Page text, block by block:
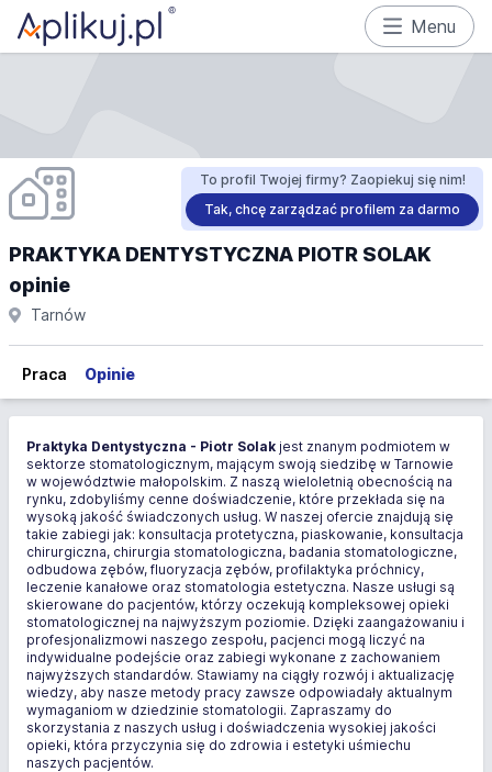
Menu
To profil Twojej firmy? Zaopiekuj się nim!
Tak, chcę zarządzać profilem za darmo
PRAKTYKA DENTYSTYCZNA PIOTR SOLAK
opinie
Tarnów
Praca Opinie
Praktyka Dentystyczna - Piotr Solak jest znanym podmiotem w
sektorze stomatologicznym, mającym swoją siedzibę w Tarnowie
w województwie małopolskim. Z naszą wieloletnią obecnością na
rynku, zdobyliśmy cenne doświadczenie, które przekłada się na
wysoką jakość świadczonych usług. W naszej ofercie znajdują się
takie zabiegi jak: konsultacja protetyczna, piaskowanie, konsultacja
chirurgiczna, chirurgia stomatologiczna, badania stomatologiczne,
odbudowa zębów, fluoryzacja zębów, profilaktyka próchnicy,
leczenie kanałowe oraz stomatologia estetyczna. Nasze usługi są
skierowane do pacjentów, którzy oczekują kompleksowej opieki
stomatologicznej na najwyższym poziomie. Dzięki zaangażowaniu i
profesjonalizmowi naszego zespołu, pacjenci mogą liczyć na
indywidualne podejście oraz zabiegi wykonane z zachowaniem
najwyższych standardów. Stawiamy na ciągły rozwój i aktualizację
wiedzy, aby nasze metody pracy zawsze odpowiadały aktualnym
wymaganiom w dziedzinie stomatologii. Zapraszamy do
skorzystania z naszych usług i doświadczenia wysokiej jakości
opieki, która przyczynia się do zdrowia i estetyki uśmiechu
naszych pacjentów.